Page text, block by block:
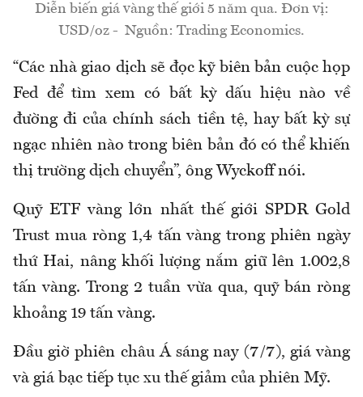
Diễn biến giá vàng thế giới 5 năm qua. Đơn vị:
USD/oz - Nguồn: Trading Economics.
“Các nhà giao dịch sẽ đọc kỹ biên bản cuộc họp
Fed để tìm xem có bất kỳ dấu hiệu nào về
đường đi của chính sách tiền tệ, hay bất kỳ sự
ngạc nhiên nào trong biên bản đó có thể khiến
thị trường dịch chuyển”, ông Wyckoff nói.
Quỹ ETF vàng lớn nhất thế giới SPDR Gold
Trust mua ròng 1,4 tấn vàng trong phiên ngày
thứ Hai, nâng khối lượng nắm giữ lên 1.002,8
tấn vàng. Trong 2 tuần vừa qua, quỹ bán ròng
khoảng 19 tấn vàng.
Đầu giờ phiên châu Á sáng nay (7/7), giá vàng
và giá bạc tiếp tục xu thế giảm của phiên Mỹ.